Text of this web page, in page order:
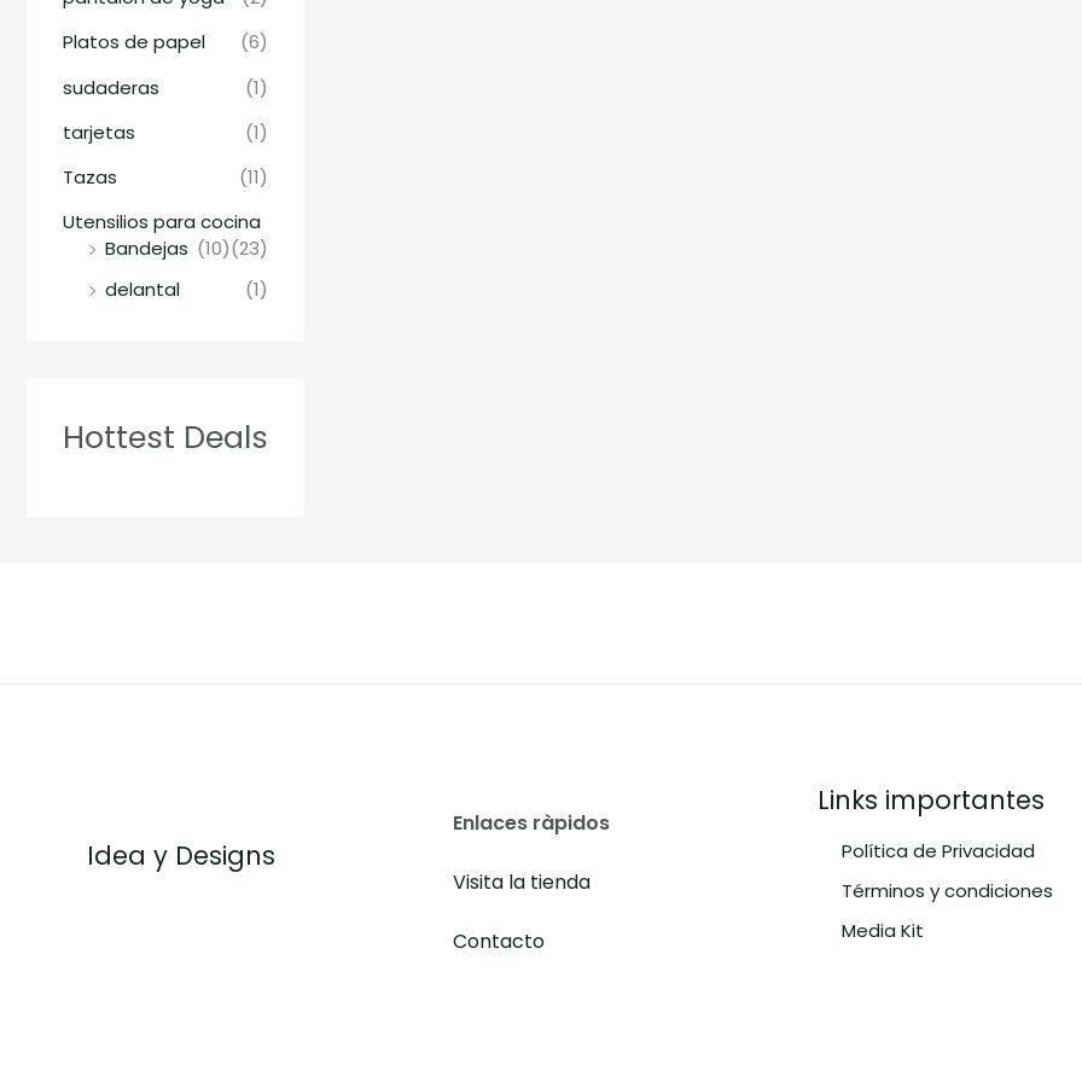
Platos de papel
(6)
sudaderas
(1)
tarjetas
(1)
Tazas
(11)
Utensilios para cocina
(23)
Bandejas (10)
delantal
(1)
Hottest Deals
Idea y Designs
Enlaces ràpidos
Visita la tienda
Contacto
Links importantes
Política de Privacidad
Términos y condiciones
Media Kit